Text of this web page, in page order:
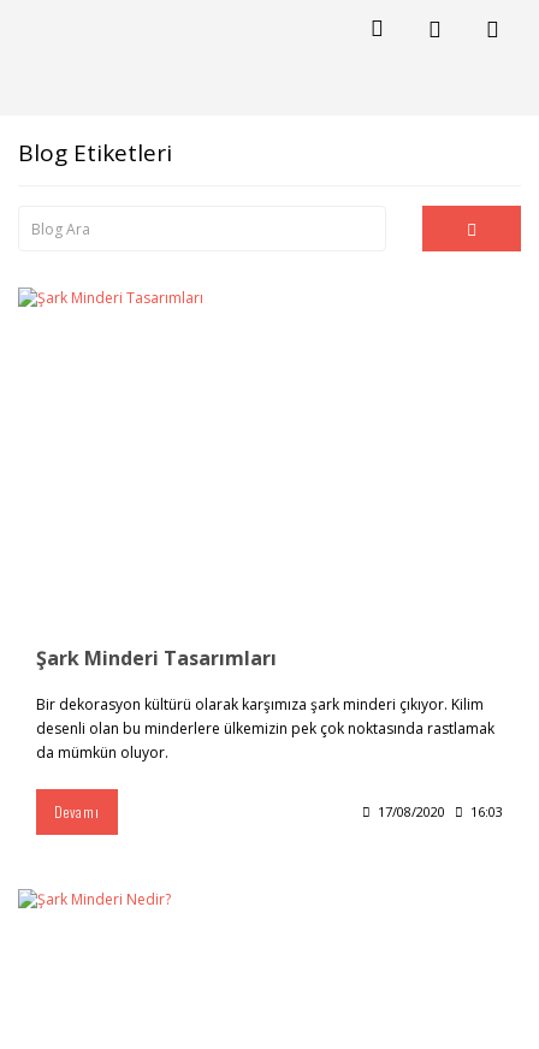
Blog Etiketleri
Şark Minderi Tasarımları
Bir dekorasyon kültürü olarak karşımıza şark minderi çıkıyor. Kilim
desenli olan bu minderlere ülkemizin pek çok noktasında rastlamak
da mümkün oluyor.
Devamı 17/08/2020 16:03